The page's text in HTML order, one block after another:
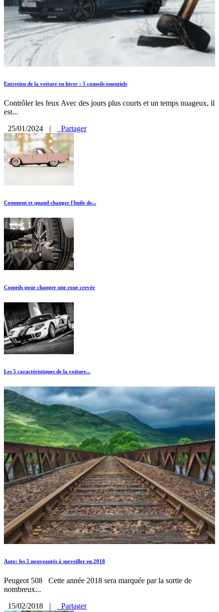
Entretien de la voiture en hiver : 5 conseils essentiels
Contrôler les feux Avec des jours plus courts et un temps nuageux, il
est...
25/01/2024
| Partager
Comment et quand changer l'huile de...
Conseils pour changer une roue crevée
Les 5 caractéristiques de la voiture...
Auto: les 5 nouveautés à surveiller en 2018
Peugeot 508 Cette année 2018 sera marquée par la sortie de
nombreux...
15/02/2018
| Partager